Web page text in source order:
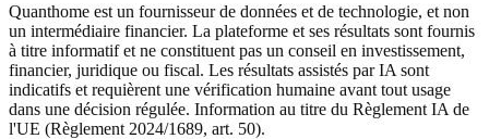
Quanthome est un fournisseur de données et de technologie, et non
un intermédiaire financier. La plateforme et ses résultats sont fournis
à titre informatif et ne constituent pas un conseil en investissement,
financier, juridique ou fiscal. Les résultats assistés par IA sont
indicatifs et requièrent une vérification humaine avant tout usage
dans une décision régulée. Information au titre du Règlement IA de
l'UE (Règlement 2024/1689, art. 50).